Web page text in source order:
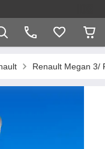
Renault Megan 3/